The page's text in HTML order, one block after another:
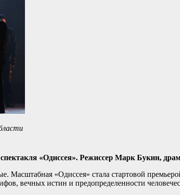
«Одиссея». Режиссер Марк Букин,
Масштабная «Одиссея» стала стартовой
вечных истин и предопределенности